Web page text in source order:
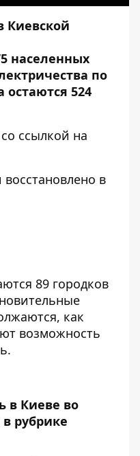
Киевской
населенных
по
остаются 524
со ссылкой на
восстановлено в
89 городков
как
возможность
в Киеве во
рубрике